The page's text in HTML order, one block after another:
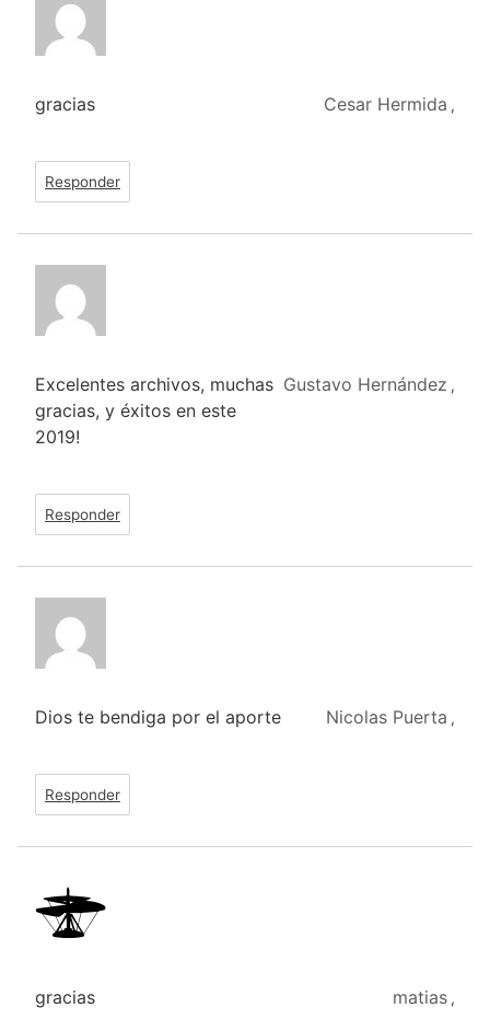
Cesar Hermida ,
gracias
Responder
Gustavo Hernández ,
Excelentes archivos, muchas
gracias, y éxitos en este
2019!
Responder
Nicolas Puerta ,
Dios te bendiga por el aporte
Responder
matias ,
gracias